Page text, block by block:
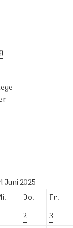
Juni2025
Do. Fr.
2 3